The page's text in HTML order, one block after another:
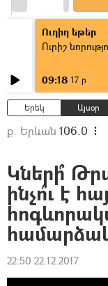
Ուղիղ եթեր
Ուրիշ
09:18 17 ր
Երեկ Այսօր
ք. Երևան 106.0
Կների՞
ինչո՞ւ է հայ
22:50 22.12.2017